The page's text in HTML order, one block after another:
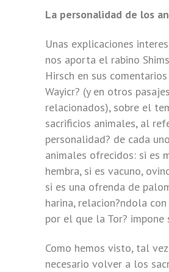
La personalidad de los
Unas explicaciones
nos aporta el rabino
Hirsch en sus
Wayicr? (y en otros pasajes
relacionados), sobre el
sacrificios animales, al
personalidad? de cada
animales ofrecidos: si es
hembra, si es vacuno,
si es una ofrenda de
harina, relacion?ndola
por el que la Tor? impone
Como hemos visto, tal
necesario volver a los